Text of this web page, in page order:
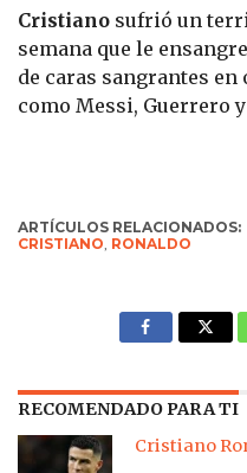
Cristiano sufrió un
semana que le
de caras sangrantes
como Messi, Guerrero
ARTÍCULOS RELACIONADOS:
CRISTIANO RONALDO
RECOMENDADO PARA TI
Cristiano